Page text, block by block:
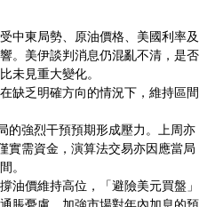
中東局勢、原油價格、美國利率及
。美伊談判消息仍混亂不清，是否
未見重大變化。
缺乏明確方向的情況下，維持區間
的強烈干預預期形成壓力。上周亦
實需資金，演算法交易亦因應當局
。
油價維持高位，「避險美元買盤」